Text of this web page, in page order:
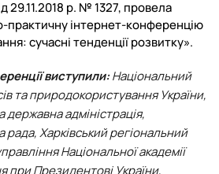
29.11.2018 р. № 1327, провела
практичну інтернет-конференцію
сучасні тенденції розвитку».
виступили:Національний
та природокористування України,
державна адміністрація,
рада, Харківський регіональний
Національної академії